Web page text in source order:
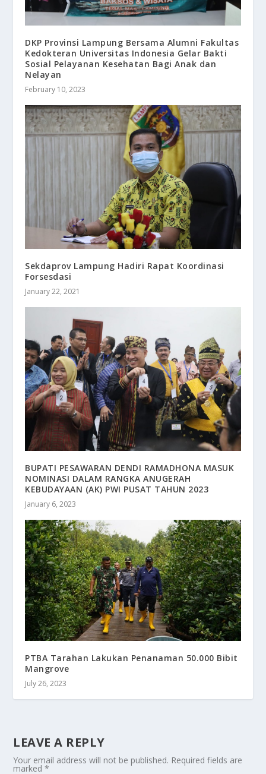
DKP Provinsi Lampung Bersama Alumni Fakultas
Kedokteran Universitas Indonesia Gelar Bakti
Sosial Pelayanan Kesehatan Bagi Anak dan
Nelayan
February 10, 2023
Sekdaprov Lampung Hadiri Rapat Koordinasi
Forsesdasi
January 22, 2021
BUPATI PESAWARAN DENDI RAMADHONA MASUK
NOMINASI DALAM RANGKA ANUGERAH
KEBUDAYAAN (AK) PWI PUSAT TAHUN 2023
January 6, 2023
PTBA Tarahan Lakukan Penanaman 50.000 Bibit
Mangrove
July 26, 2023
LEAVE A REPLY
Your email address will not be published. Required fields are
marked*